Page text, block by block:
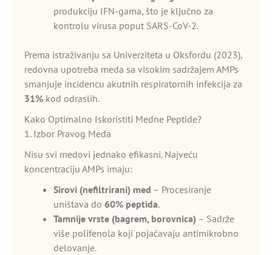
produkciju IFN-gama, što je ključno za
kontrolu virusa poput SARS-CoV-2.
Prema istraživanju sa Univerziteta u Oksfordu (2023),
redovna upotreba meda sa visokim sadržajem AMPs
smanjuje incidencu akutnih respiratornih infekcija za
31% kod odraslih.
Kako Optimalno Iskoristiti Medne Peptide?
1. Izbor Pravog Meda
Nisu svi medovi jednako efikasni. Najveću
koncentraciju AMPs imaju:
Sirovi (nefiltrirani) med – Procesiranje
uništava do 60% peptida.
Tamnije vrste (bagrem, borovnica) – Sadrže
više polifenola koji pojačavaju antimikrobno
delovanje.